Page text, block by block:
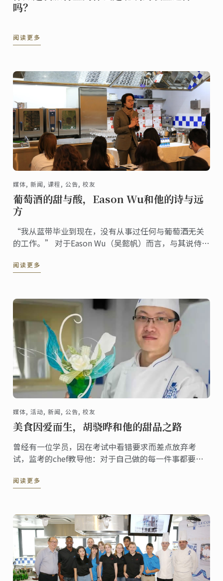
吗？
阅读更多
媒体, 新闻, 课程, 公告, 校友
葡萄酒的甜与酸，Eason Wu和他的诗与远
方
“我从蓝带毕业到现在，没有从事过任何与葡萄酒无关
的工作。” 对于Eason Wu（吴懿帆）而言，与其说侍酒
然，他的生活不仅仅只有红酒，还有文学、哲学以及各
阅读更多
媒体, 活动, 新闻, 公告, 校友
美食因爱而生，胡骁晔和他的甜品之路
曾经有一位学员，因在考试中看错要求而差点放弃考
试，监考的chef教导他：对于自己做的每一件事都要坚
一种蓝带精神后来一直激励着这位学员， 这位学员就是
阅读更多